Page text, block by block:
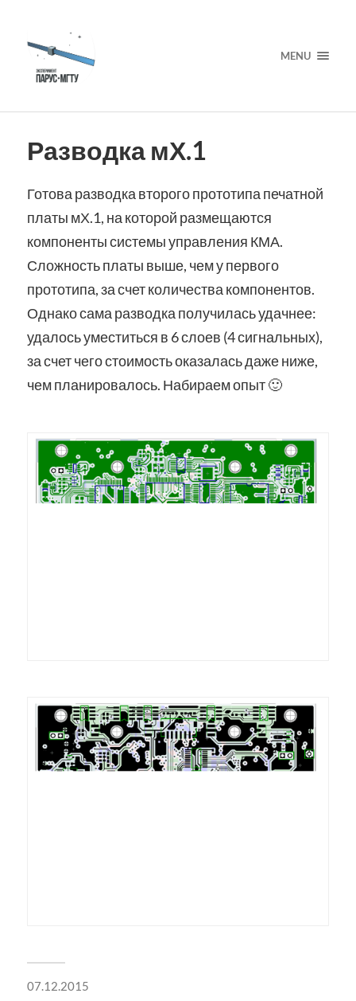
MENU
Разводка мХ.1
Готова разводка второго прототипа печатной
платы мХ.1, на которой размещаются
компоненты системы управления КМА.
Сложность платы выше, чем у первого
прототипа, за счет количества компонентов.
Однако сама разводка получилась удачнее:
удалось уместиться в 6 слоев (4 сигнальных),
за счет чего стоимость оказалась даже ниже,
чем планировалось. Набираем опыт 🙂
07.12.2015